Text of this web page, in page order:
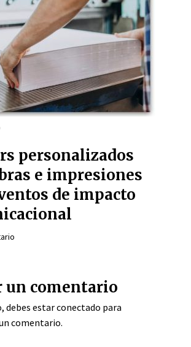
personalizados
e impresiones
de impacto
un comentario
debes estarconectado para
comentario.